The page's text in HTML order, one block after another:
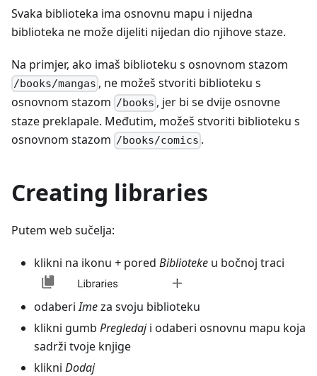
Svaka biblioteka ima osnovnu mapu i nijedna
biblioteka ne može dijeliti nijedan dio njihove staze.
Na primjer, ako imaš biblioteku s osnovnom stazom
/books/mangas , ne možeš stvoriti biblioteku s
osnovnom stazom /books , jer bi se dvije osnovne
staze preklapale. Međutim, možeš stvoriti biblioteku s
osnovnom stazom /books/comics .
Creating libraries
Putem web sučelja:
klikni na ikonu + pored Biblioteke u bočnoj traci
odaberiImeza svoju biblioteku
klikni gumb Pregledaji odaberi osnovnu mapu koja
sadrži tvoje knjige
klikni Dodaj